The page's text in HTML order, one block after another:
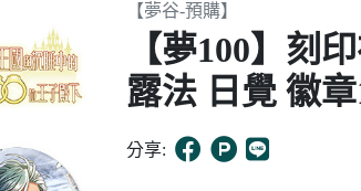
【夢谷-預購】
【夢100】刻
露法 日覺 徽
分享: